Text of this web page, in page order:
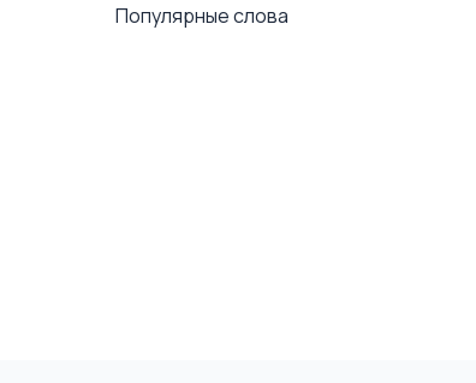
Популярные слова